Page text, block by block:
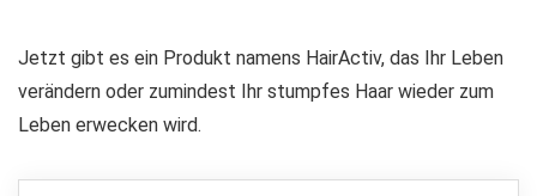
Jetzt gibt es ein Produkt namens HairActiv, das Ihr Leben
verändern oder zumindest Ihr stumpfes Haar wieder zum
Leben erwecken wird.